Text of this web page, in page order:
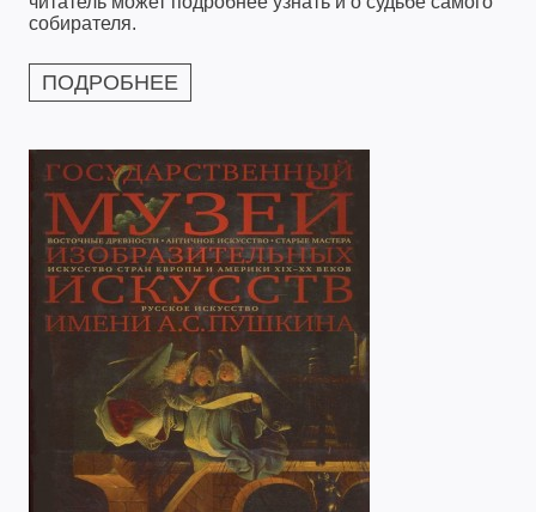
собирателя.
ПОДРОБНЕЕ